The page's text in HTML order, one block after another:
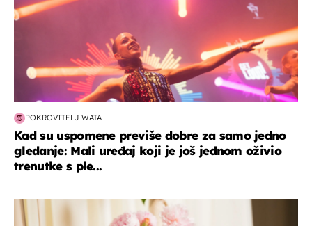
POKROVITELJ WATA
Kad su uspomene previše dobre za samo jedno
gledanje: Mali uređaj koji je još jednom oživio
trenutke s ple...
moda & ljepota